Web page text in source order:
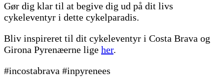
Gør dig klar til at begive dig ud på dit livs
cykeleventyr i dette cykelparadis.
Bliv inspireret til dit cykeleventyr i Costa Brava og
Girona Pyrenæerne lige her.
#incostabrava #inpyrenees